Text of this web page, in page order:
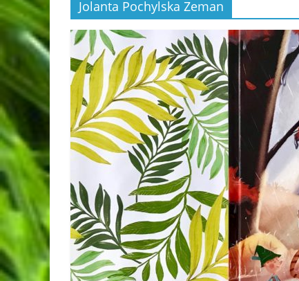
Jolanta Pochylska Zeman